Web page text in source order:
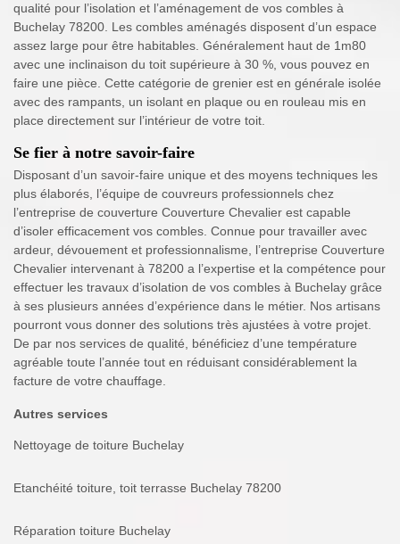
qualité pour l’isolation et l’aménagement de vos combles à
Buchelay 78200. Les combles aménagés disposent d’un espace
assez large pour être habitables. Généralement haut de 1m80
avec une inclinaison du toit supérieure à 30 %, vous pouvez en
faire une pièce. Cette catégorie de grenier est en générale isolée
avec des rampants, un isolant en plaque ou en rouleau mis en
place directement sur l’intérieur de votre toit.
Se fier à notre savoir-faire
Disposant d’un savoir-faire unique et des moyens techniques les
plus élaborés, l’équipe de couvreurs professionnels chez
l’entreprise de couverture Couverture Chevalier est capable
d’isoler efficacement vos combles. Connue pour travailler avec
ardeur, dévouement et professionnalisme, l’entreprise Couverture
Chevalier intervenant à 78200 a l’expertise et la compétence pour
effectuer les travaux d’isolation de vos combles à Buchelay grâce
à ses plusieurs années d’expérience dans le métier. Nos artisans
pourront vous donner des solutions très ajustées à votre projet.
De par nos services de qualité, bénéficiez d’une température
agréable toute l’année tout en réduisant considérablement la
facture de votre chauffage.
Autres services
Nettoyage de toiture Buchelay
Etanchéité toiture, toit terrasse Buchelay 78200
Réparation toiture Buchelay